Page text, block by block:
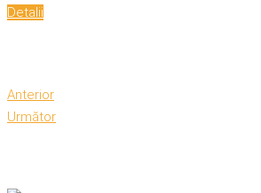
Detalii
Anterior
Următor